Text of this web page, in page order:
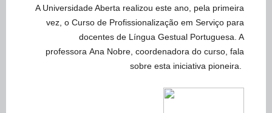
A Universidade Aberta realizou este ano, pela primeira
vez, o Curso de Profissionalização em Serviço para
docentes de Língua Gestual Portuguesa. A
professora Ana Nobre, coordenadora do curso, fala
sobre esta iniciativa pioneira.